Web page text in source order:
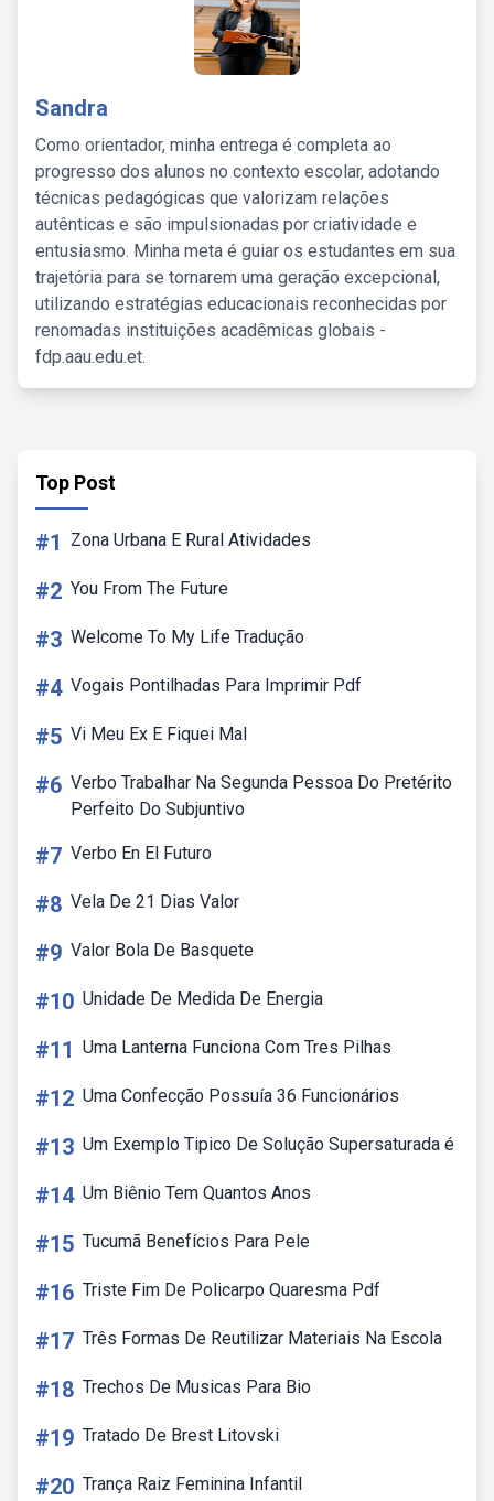
Sandra
Como orientador, minha entrega é completa ao
progresso dos alunos no contexto escolar, adotando
técnicas pedagógicas que valorizam relações
autênticas e são impulsionadas por criatividade e
entusiasmo. Minha meta é guiar os estudantes em sua
trajetória para se tornarem uma geração excepcional,
utilizando estratégias educacionais reconhecidas por
renomadas instituições acadêmicas globais -
fdp.aau.edu.et.
Top Post
#1 Zona Urbana E Rural Atividades
#2 You From The Future
#3 Welcome To My Life Tradução
#4 Vogais Pontilhadas Para Imprimir Pdf
#5 Vi Meu Ex E Fiquei Mal
#6 Verbo Trabalhar Na Segunda Pessoa Do Pretérito
Perfeito Do Subjuntivo
#7 Verbo En El Futuro
#8 Vela De 21 Dias Valor
#9 Valor Bola De Basquete
#10 Unidade De Medida De Energia
#11 Uma Lanterna Funciona Com Tres Pilhas
#12 Uma Confecção Possuía 36 Funcionários
#13 Um Exemplo Tipico De Solução Supersaturada é
#14 Um Biênio Tem Quantos Anos
#15 Tucumã Benefícios Para Pele
#16 Triste Fim De Policarpo Quaresma Pdf
#17 Três Formas De Reutilizar Materiais Na Escola
#18 Trechos De Musicas Para Bio
#19 Tratado De Brest Litovski
#20 Trança Raiz Feminina Infantil